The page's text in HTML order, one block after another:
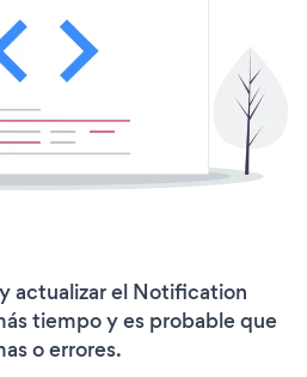
actualizar el Notification
tiempo y es probable que
o errores.